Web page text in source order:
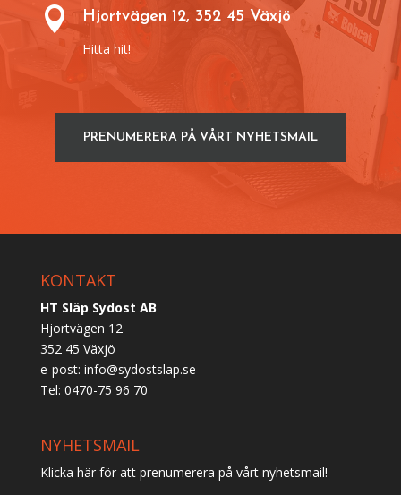

Hjortvägen 12, 352 45 Växjö
Hitta hit!
PRENUMERERA PÅ VÅRT NYHETSMAIL
KONTAKT
HT Släp Sydost AB
Hjortvägen 12
352 45 Växjö
e-post: info@sydostslap.se
Tel: 0470-75 96 70
NYHETSMAIL
Klicka här för att prenumerera på vårt nyhetsmail!